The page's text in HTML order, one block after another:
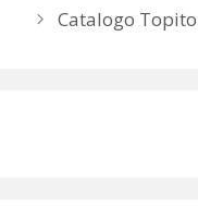
Catalogo